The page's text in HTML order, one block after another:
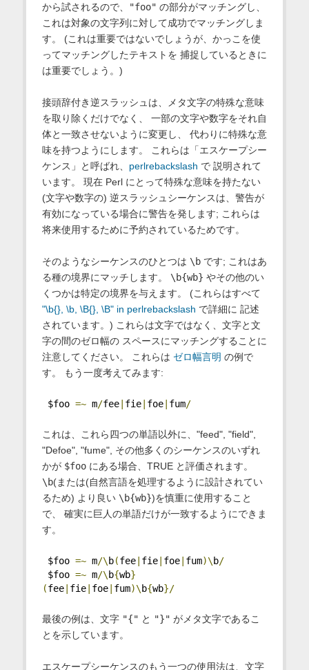
から試されるので、
"foo" の部分がマッチングし、
これは対象の文字列に対して成功でマッチングしま
す。 (これは重要ではないでしょうが、かっこを使
ってマッチングしたテキストを 捕捉しているときに
は重要でしょう。)
接頭辞付き逆スラッシュは、メタ文字の特殊な意味
を取り除くだけでなく、 一部の文字や数字をそれ自
体と一致させないように変更し、 代わりに特殊な意
味を持つようにします。 これらは「エスケープシー
ケンス」と呼ばれ、 perlrebackslash で 説明されて
います。 現在 Perl にとって特殊な意味を持たない
(文字や数字の) 逆スラッシュシーケンスは、警告が
有効になっている場合に警告を発します; これらは
将来使用するために予約されているためです。
そのようなシーケンスのひとつは \bです; これはあ
る種の境界にマッチします。 \b{wb} やその他のい
くつかは特定の境界を与えます。 (これらはすべて
"\b{}, \b, \B{}, \B" in perlrebackslash で詳細に 記述
されています。) これらは文字ではなく、文字と文
字の間のゼロ幅の スペースにマッチングすることに
注意してください。 これらは ゼロ幅言明 の例で
す。 もう一度考えてみます:
$foo =~ m/fee| fie| foe| fum/
これは、これら四つの単語以外に、"feed", "field",
"Defoe", "fume", その他多くのシーケンスのいずれ
かが $fooにある場合、TRUE と評価されます。
\b(または(自然言語を処理するように設計されてい
るため) より良い \b{wb})を慎重に使用すること
で、 確実に巨人の単語だけが一致するようにできま
す。
$foo =~ m/\ b(fee| fie| foe| fum)\ b/
$foo =~ m/\ b{wb}
(fee| fie| foe| fum)\ b{wb}/
最後の例は、文字 "{" と "}" がメタ文字であるこ
とを示しています。
エスケープシーケンスのもう一つの使用法は、文字